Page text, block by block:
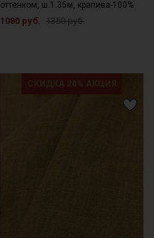
оттенком, ш.1.35м, крапива-100%
1080 руб. 1350 руб.